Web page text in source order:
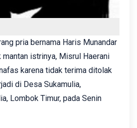
pria bernama Haris Munandar
istrinya, Misrul Haerani
karena tidak terima ditolak
di Desa Sukamulia,
Lombok Timur, pada Senin